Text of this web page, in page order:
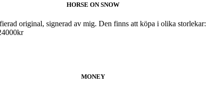
HORSE ON SNOW
original, signerad av mig. Den finns att köpa i olika storlekar:
MONEY